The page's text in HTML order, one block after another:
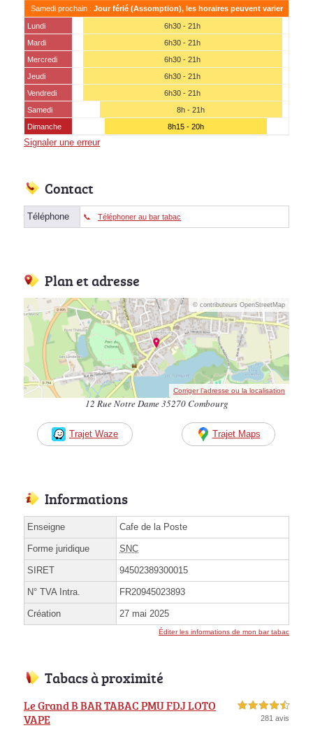
Samedi prochain : Jour férié (Assomption), les horaires peuvent varier
Lundi
6h30 - 21h
Mardi
6h30 - 21h
Mercredi
6h30 - 21h
Jeudi
6h30 - 21h
Vendredi
6h30 - 21h
Samedi
8h - 21h
Dimanche
8h15 - 20h
Signaler une erreur
Contact
Téléphone Téléphoner au bar tabac
Plan et adresse
© contributeurs OpenStreetMap
Corriger l’adresse ou la localisation
12 Rue Notre Dame 35270 Combourg
Trajet Waze Trajet Maps
Informations
Enseigne Cafe de la Poste
Forme juridique SNC
SIRET 94502389300015
N° TVA Intra. FR20945023893
Création 27 mai 2025
Éditer les informations de mon bar tabac
Tabacs à proximité
Le Grand B BAR TABAC PMU FDJ LOTO
VAPE
4,5 étoiles sur 5
281 avis